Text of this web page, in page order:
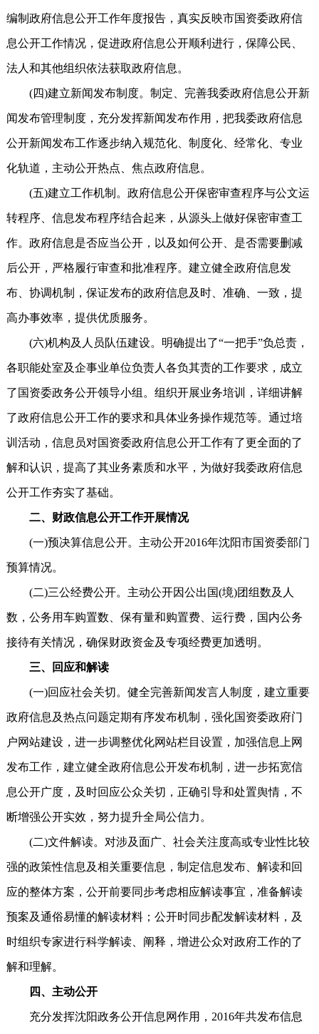
编制政府信息公开工作年度报告，真实反映市国资委政府信
息公开工作情况，促进政府信息公开顺利进行，保障公民、
法人和其他组织依法获取政府信息。
(四)建立新闻发布制度。制定、完善我委政府信息公开新
闻发布管理制度，充分发挥新闻发布作用，把我委政府信息
公开新闻发布工作逐步纳入规范化、制度化、经常化、专业
化轨道，主动公开热点、焦点政府信息。
(五)建立工作机制。政府信息公开保密审查程序与公文运
转程序、信息发布程序结合起来，从源头上做好保密审查工
作。政府信息是否应当公开，以及如何公开、是否需要删减
后公开，严格履行审查和批准程序。建立健全政府信息发
布、协调机制，保证发布的政府信息及时、准确、一致，提
高办事效率，提供优质服务。
(六)机构及人员队伍建设。明确提出了“一把手”负总责，
各职能处室及企事业单位负责人各负其责的工作要求，成立
了国资委政务公开领导小组。组织开展业务培训，详细讲解
了政府信息公开工作的要求和具体业务操作规范等。通过培
训活动，信息员对国资委政府信息公开工作有了更全面的了
解和认识，提高了其业务素质和水平，为做好我委政府信息
公开工作夯实了基础。
二、财政信息公开工作开展情况
(一)预决算信息公开。主动公开2016年沈阳市国资委部门
预算情况。
(二)三公经费公开。主动公开因公出国(境)团组数及人
数，公务用车购置数、保有量和购置费、运行费，国内公务
接待有关情况，确保财政资金及专项经费更加透明。
三、回应和解读
(一)回应社会关切。健全完善新闻发言人制度，建立重要
政府信息及热点问题定期有序发布机制，强化国资委政府门
户网站建设，进一步调整优化网站栏目设置，加强信息上网
发布工作，建立健全政府信息公开发布机制，进一步拓宽信
息公开广度，及时回应公众关切，正确引导和处置舆情，不
断增强公开实效，努力提升全局公信力。
(二)文件解读。对涉及面广、社会关注度高或专业性比较
强的政策性信息及相关重要信息，制定信息发布、解读和回
应的整体方案，公开前要同步考虑相应解读事宜，准备解读
预案及通俗易懂的解读材料；公开时同步配发解读材料，及
时组织专家进行科学解读、阐释，增进公众对政府工作的了
解和理解。
四、主动公开
充分发挥沈阳政务公开信息网作用，2016年共发布信息